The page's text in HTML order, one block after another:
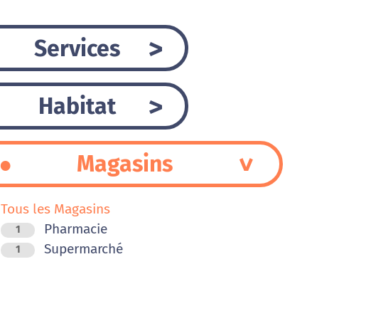
Services
Habitat
Magasins
Tous les Magasins
1 Pharmacie
1 Supermarché